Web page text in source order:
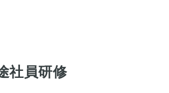
社員研修